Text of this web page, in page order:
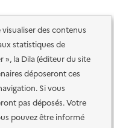
des contenus
statistiques de
», la Dila (éditeur du site
déposeront ces
Si vous
pas déposés. Votre
pouvez être informé
Accessibilité des
personnelles et sécurité
des cookies